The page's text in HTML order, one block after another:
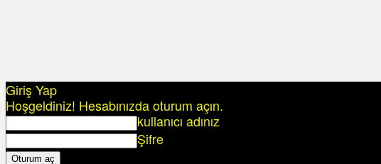
Giriş Yap
Hoşgeldiniz! Hesabınızda oturum açın.
kullanıcı adınız
Şifre